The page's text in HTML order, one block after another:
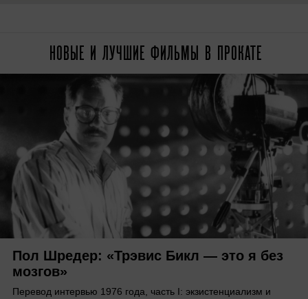
НОВЫЕ И ЛУЧШИЕ ФИЛЬМЫ В ПРОКАТЕ
Пол Шредер: «Трэвис Бикл — это я без
мозгов»
Перевод интервью 1976 года, часть I: экзистенциализм и